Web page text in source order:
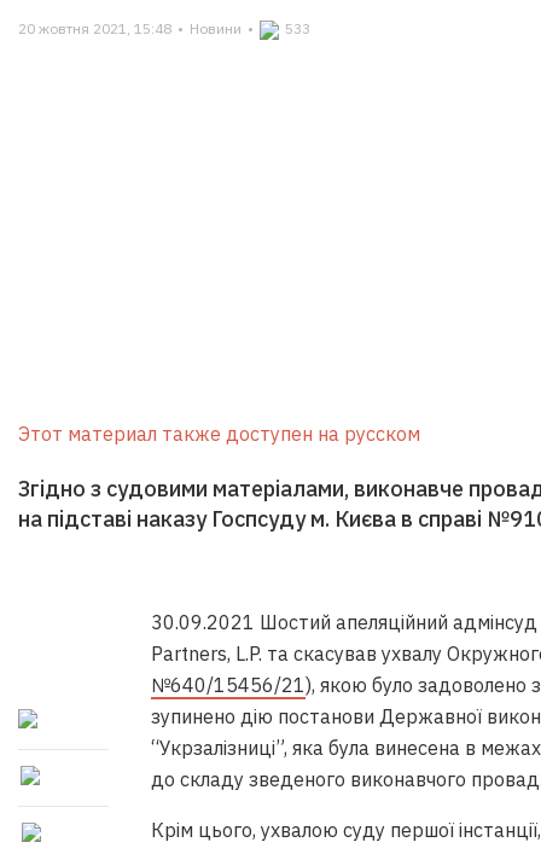
20 жовтня 2021, 15:48 • Новини • 533
Этот материал также доступен на русском
Згідно з судовими матеріалами, виконавче
на підставі наказу Госпсуду м. Києва в справі
30.09.2021 Шостий апеляційний
Partners, L.P. та скасував ухвалу
№640/15456/21), якою було задоволено
зупинено дію постанови Державної
“Укрзалізниці”, яка була винесена в
до складу зведеного виконавчого
Крім цього, ухвалою суду першої